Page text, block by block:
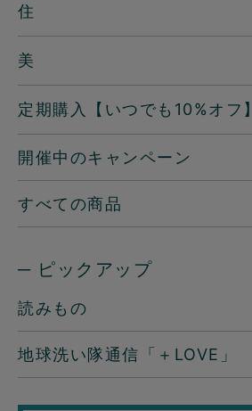
住
美
定期購入【いつでも10%オフ】
開催中のキャンペーン
すべての商品
─ ピックアップ
読みもの
地球洗い隊通信「＋LOVE」